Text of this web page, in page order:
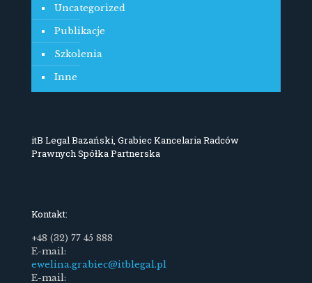
Uncategorized
Publikacje
Szkolenia
Inne
itB Legal Bazański, Grabiec Kancelaria Radców
Prawnych Spółka Partnerska
Kontakt:
+48 (32) 77 45 888
E-mail:
ewelina.grabiec@itblegal.pl
E-mail: